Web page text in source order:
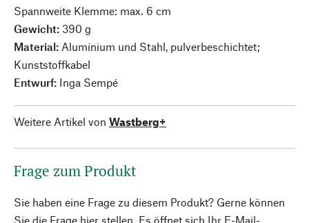
Spannweite Klemme: max. 6 cm
Gewicht: 390 g
Material: Aluminium und Stahl, pulverbeschichtet;
Kunststoffkabel
Entwurf: Inga Sempé
Weitere Artikel von Wastberg+
Frage zum Produkt
Sie haben eine Frage zu diesem Produkt? Gerne können
Sie die Frage hier stellen. Es öffnet sich Ihr E-Mail-